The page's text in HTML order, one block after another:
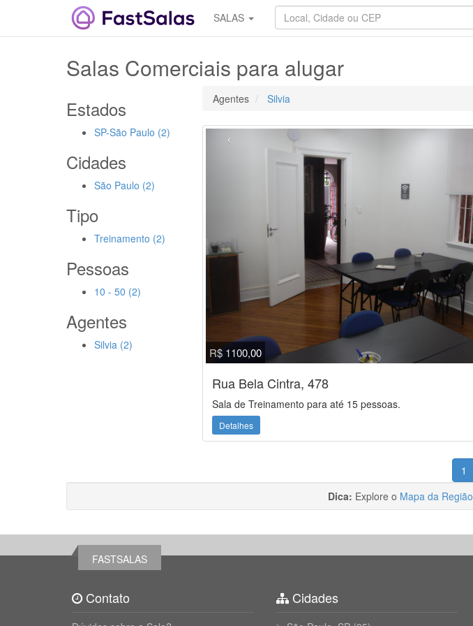
SALAS
Salas Comerciais para alugar
Estados
SP-São Paulo (2)
Cidades
São Paulo (2)
Tipo
Treinamento (2)
Pessoas
10 - 50 (2)
Agentes
Silvia (2)
Agentes Silvia
R$ 1100,00
‹
Rua Bela Cintra, 478
Sala de Treinamento para até 15 pessoas.
Detalhes
1
Dica: Explore o Mapa da Região
FASTSALAS
Contato Cidades